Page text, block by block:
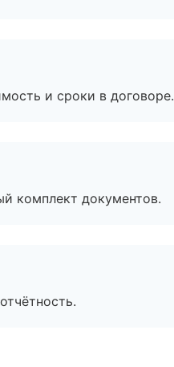
и сроки в договоре.
комплект документов.